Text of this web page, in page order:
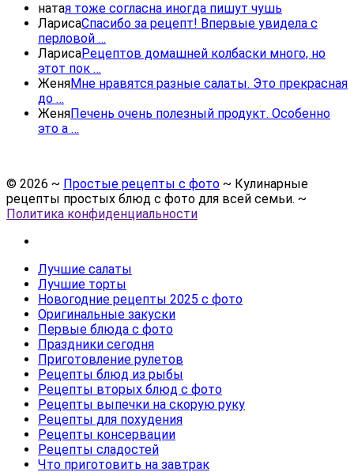
натая тоже согласна иногда пишут чушь
ЛарисаСпасибо за рецепт! Впервые увидела с
перловой …
ЛарисаРецептов домашней колбаски много, но
этот пок …
ЖеняМне нравятся разные салаты. Это прекрасная
до …
ЖеняПечень очень полезный продукт. Особенно
это а …
© 2026 ~ Простые рецепты с фото ~ Кулинарные
рецепты простых блюд с фото для всей семьи. ~
Политика конфиденциальности
Лучшие салаты
Лучшие торты
Новогодние рецепты 2025 с фото
Оригинальные закуски
Первые блюда с фото
Праздники сегодня
Приготовление рулетов
Рецепты блюд из рыбы
Рецепты вторых блюд с фото
Рецепты выпечки на скорую руку
Рецепты для похудения
Рецепты консервации
Рецепты сладостей
Что приготовить на завтрак